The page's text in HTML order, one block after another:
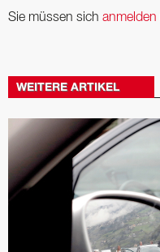
Sie müssen sich anmelden
WEITERE ARTIKEL